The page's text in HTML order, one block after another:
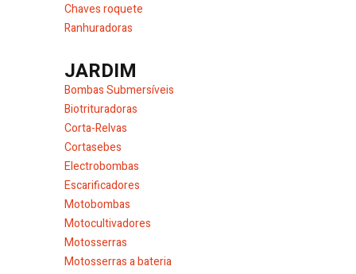
Chaves roquete
Ranhuradoras
JARDIM
Bombas Submersíveis
Biotrituradoras
Corta-Relvas
Cortasebes
Electrobombas
Escarificadores
Motobombas
Motocultivadores
Motosserras
Motosserras a bateria